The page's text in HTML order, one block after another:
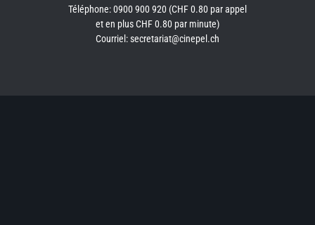
Téléphone: 0900 900 920 (CHF 0.80 par appel
et en plus CHF 0.80 par minute)
Courriel: secretariat@cinepel.ch